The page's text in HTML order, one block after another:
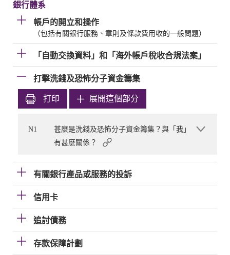
銀行體系
帳戶的開立和操作
（包括有關銀行服務、章則及條款費用收的一般問題）
「自動交換資料」和「海外帳戶稅收合規法案」
打擊洗錢及恐怖分子資金籌集
打印 展開這個部分
N1
甚麼是洗錢及恐怖分子資金籌集？與「我」
有甚麼關係？
有關銀行產品或服務的投訴
信用卡
追討債務
存款保障計劃